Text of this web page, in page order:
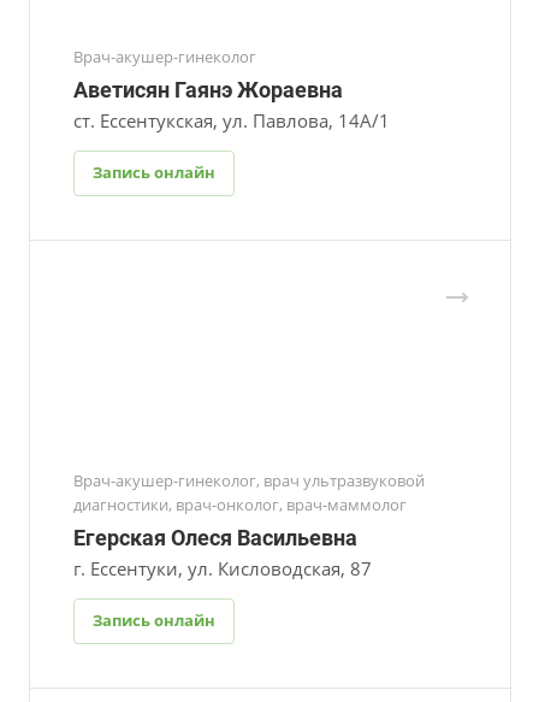
Врач-акушер-гинеколог
Аветисян Гаянэ Жораевна
ст. Ессентукская, ул. Павлова, 14А/1
Запись онлайн
Врач-акушер-гинеколог, врач ультразвуковой
диагностики, врач-онколог, врач-маммолог
Егерская Олеся Васильевна
г. Ессентуки, ул. Кисловодская, 87
Запись онлайн